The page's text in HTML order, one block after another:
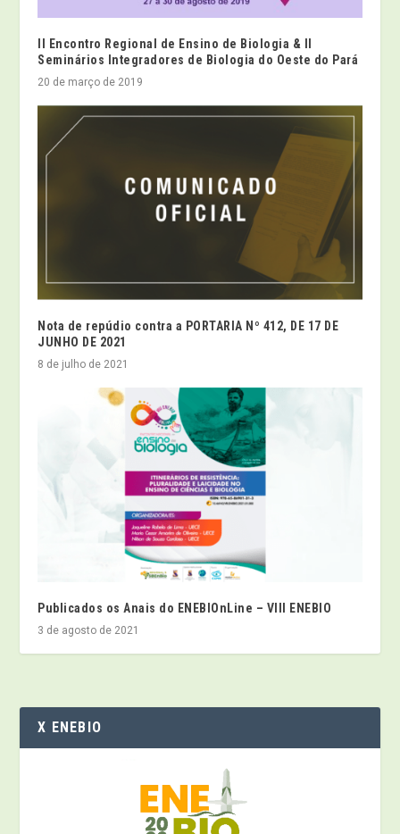
II Encontro Regional de Ensino de Biologia & II
Seminários Integradores de Biologia do Oeste do Pará
20 de março de 2019
Nota de repúdio contra a PORTARIA Nº 412, DE 17 DE
JUNHO DE 2021
8 de julho de 2021
Publicados os Anais do ENEBIOnLine – VIII ENEBIO
3 de agosto de 2021
X ENEBIO